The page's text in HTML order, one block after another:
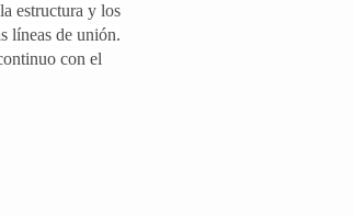
estructura y los
líneas de unión.
con el